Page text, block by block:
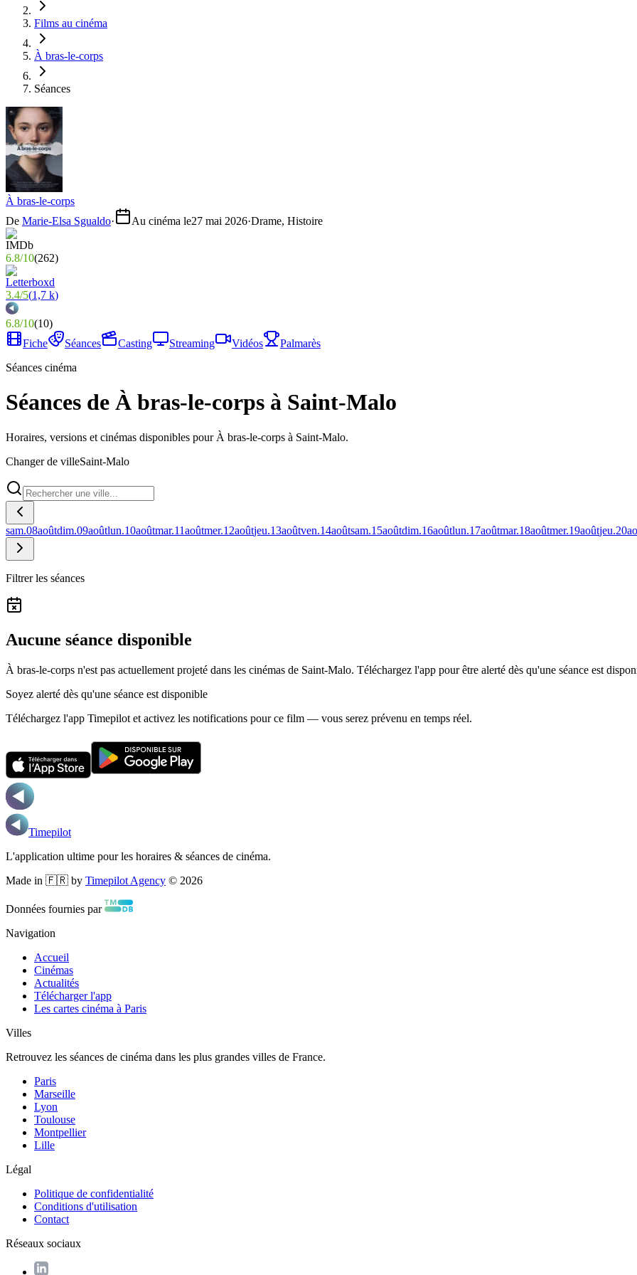
Films au cinéma
À bras-le-corps
Séances
À bras-le-corps
De Marie-Elsa Sgualdo· Au cinéma le27 mai 2026·Drame, Histoire
6.8/10(262)
3.4/5(1,7 k)
6.8/10(10)
Fiche
Séances Casting Streaming Vidéos
Palmarès
Séances cinéma
Séances de À bras-le-corps à Saint-Malo
Horaires, versions et cinémas disponibles pour À bras-le-corps à Saint-Malo.
Changer de villeSaint-Malo
sam.08aoûtdim.09aoûtlun.10aoûtmar.11aoûtmer.12aoûtjeu.13aoûtven.14aoûtsam.15aoûtdim.16aoûtlun.17aoûtmar.18aoûtmer.19aoûtjeu.20
Filtrer les séances
Aucune séance disponible
À bras-le-corps n'est pas actuellement projeté dans les cinémas de Saint-Malo. Téléchargez l'app pour être alerté dès qu'une séance est
Soyez alerté dès qu'une séance est disponible
Téléchargez l'app Timepilot et activez les notifications pour ce film — vous serez prévenu en temps réel.
Timepilot
L'application ultime pour les horaires & séances de cinéma.
Made in 🇫🇷 by Timepilot Agency © 2026
Données fournies par
Navigation
Accueil
Cinémas
Actualités
Télécharger l'app
Les cartes cinéma à Paris
Villes
Retrouvez les séances de cinéma dans les plus grandes villes de France.
Paris
Marseille
Lyon
Toulouse
Montpellier
Lille
Légal
Politique de confidentialité
Conditions d'utilisation
Contact
Réseaux sociaux